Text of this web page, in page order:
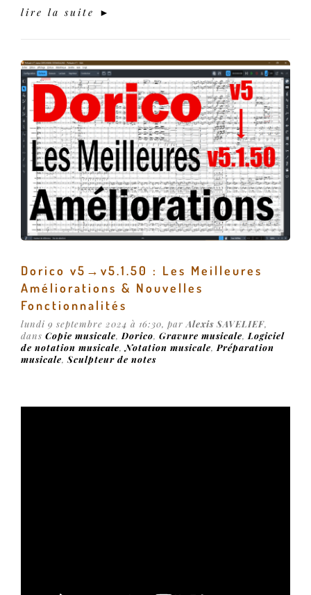
lire la suite ►
Dorico v5→v5.1.50 : Les Meilleures
Améliorations & Nouvelles
Fonctionnalités
lundi 9 septembre 2024 à 16:30, par Alexis SAVELIEF,
dans Copie musicale, Dorico, Gravure musicale, Logiciel
de notation musicale,Notation musicale, Préparation
musicale, Sculpteur de notes